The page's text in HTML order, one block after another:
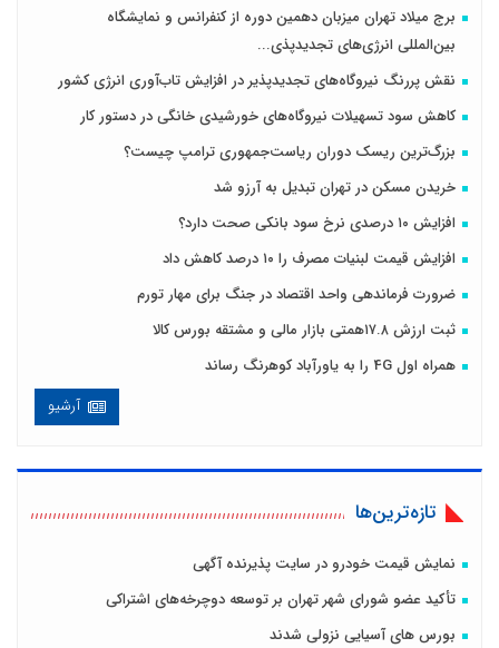
برج میلاد تهران میزبان دهمین دوره از کنفرانس و نمایشگاه
بین‌المللی انرژی‌های تجدیدپذی...
نقش پررنگ نیروگاه‌های تجدیدپذیر در افزایش تاب‌آوری انرژی کشور
کاهش سود تسهیلات نیروگاه‌های خورشیدی خانگی در دستور کار
بزرگ‌ترین ریسک دوران ریاست‌جمهوری ترامپ چیست؟
خریدن مسکن در تهران تبدیل به آرزو شد
افزایش ۱۰ درصدی نرخ سود بانکی صحت دارد؟
افزایش قیمت لبنیات مصرف را ۱۰ درصد کاهش داد
ضرورت فرماندهی واحد اقتصاد در جنگ برای مهار تورم
ثبت ارزش ۱۷.۸همتی بازار مالی و مشتقه بورس کالا
همراه اول 4G را به یاورآباد کوهرنگ رساند
آرشیو
تازه‌ترین‌ها
نمایش قیمت خودرو در سایت پذیرنده آگهی
تأکید عضو شورای شهر تهران بر توسعه دوچرخه‌های اشتراکی
بورس های آسیایی نزولی شدند